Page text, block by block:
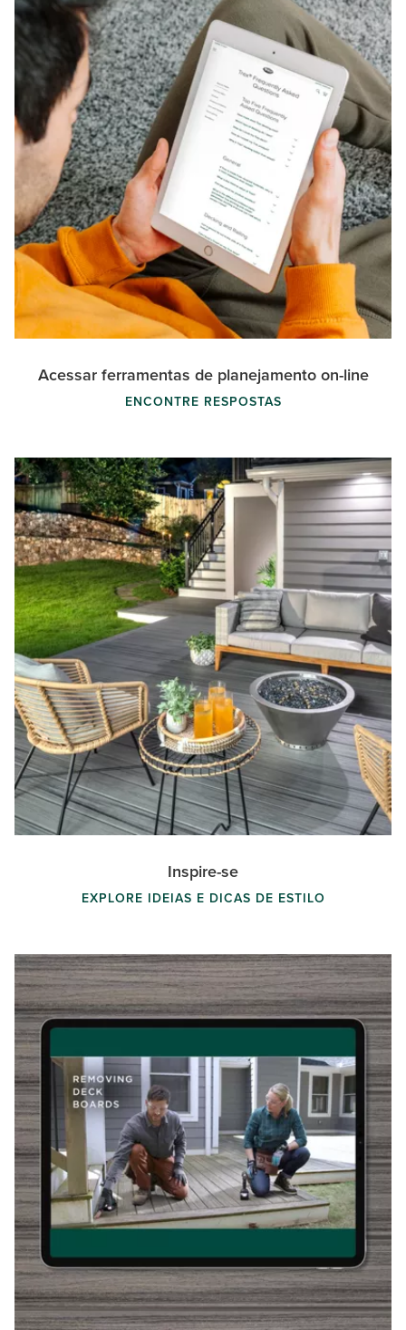
Acessar ferramentas de planejamento on-line
ENCONTRE RESPOSTAS
Inspire-se
EXPLORE IDEIAS E DICAS DE ESTILO